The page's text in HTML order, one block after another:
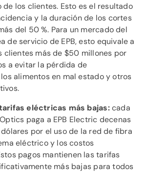
de los clientes. Esto es el resultado
y la duración de los cortes
del 50 %. Para un mercado del
de servicio de EPB, esto equivale a
clientes más de $50 millones por
a evitar la pérdida de
alimentos en mal estado y otros
eléctricas más bajas:cada
paga a EPB Electric decenas
por el uso de la red de fibra
eléctrico y los costos
pagos mantienen las tarifas
más bajas para todos